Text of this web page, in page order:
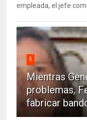
empleada, el jefe
5
Mientras
problemas,
fabricar